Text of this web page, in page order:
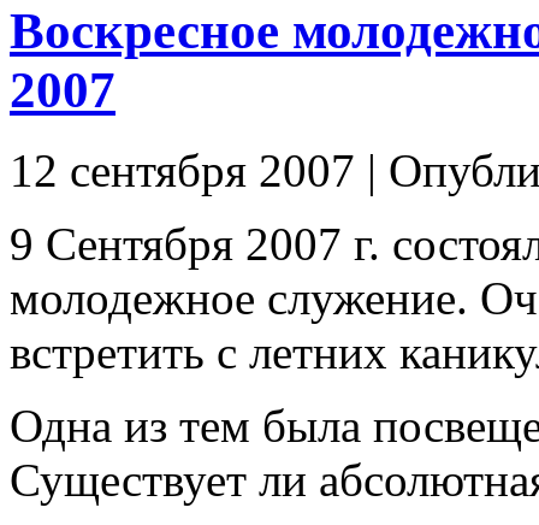
Воскресное
2007
12 сентября 2007 |
9 Сентября 2007 г.
молодежное служение.
встретить с летних
Одна из тем была
Существует ли